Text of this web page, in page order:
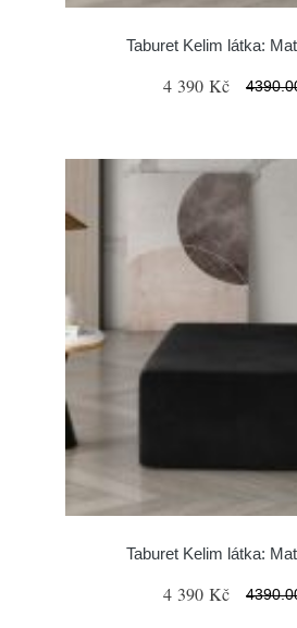
Taburet Kelim látka:
4 390 Kč
Taburet Kelim látka:
4 390 Kč